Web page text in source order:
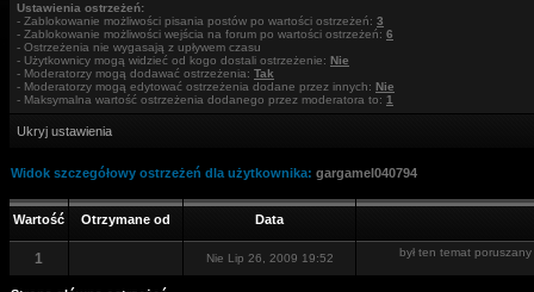
Ustawienia ostrzeżeń:
- Zablokowanie możliwości pisania postów po wartości ostrzeżeń: 3
- Zablokowanie możliwości wejścia na forum po wartości ostrzeżeń: 6
- Ostrzeżenia nie wygasają z upływem czasu
- Użytkownicy mogą widzieć od kogo dostali ostrzeżenie: Nie
- Moderatorzy mogą dodawać ostrzeżenia: Tak
- Moderatorzy mogą edytować ostrzeżenia dodane przez innych: Nie
- Maksymalna wartość ostrzeżenia dodanego przez moderatora to: 1
Ukryj ustawienia
Widok szczegółowy ostrzeżeń dla użytkownika: gargamel040794
Wartość Otrzymane od Data
1 Nie Lip 26, 2009 19:52 był ten temat